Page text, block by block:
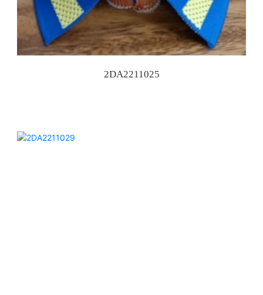
2DA2211025